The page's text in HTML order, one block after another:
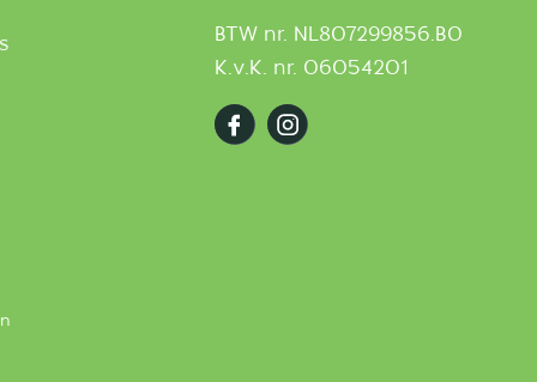
BTW nr. NL807299856.B0
K.v.K. nr. 06054201